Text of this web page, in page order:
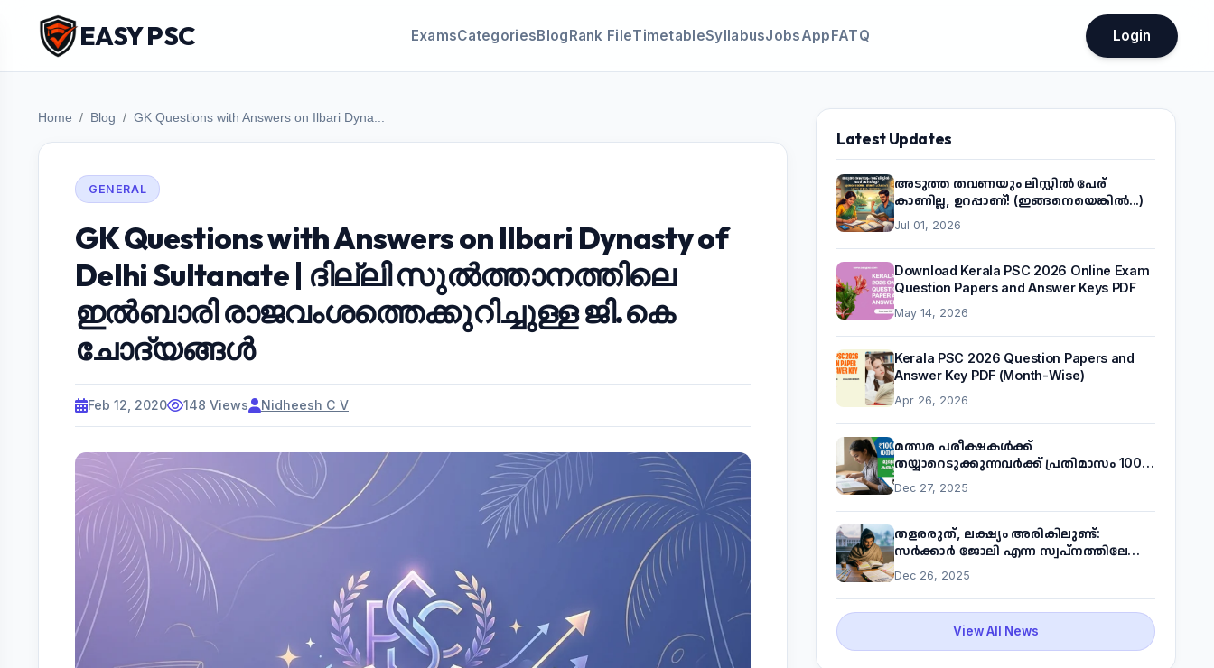
EASY PSC ExamsCategoriesBlogRank FileTimetableSyllabusJobsAppFATQ Login
Home Blog GK Questions with Answers on Ilbari Dyna...
GENERAL
GK Questions with Answers on Ilbari Dynasty of
Delhi Sultanate | ദില്ലി സുൽത്താനത്തിലെ
ഇൽബാരി രാജവംശത്തെക്കുറിച്ചുള്ള ജി.കെ
ചോദ്യങ്ങൾ
Feb 12, 2020 148 Views Nidheesh C V
Latest Updates
അടുത്ത തവണയും ലിസ്റ്റിൽ പേര്
കാണില്ല, ഉറപ്പാണ്! (ഇങ്ങനെയെങ്കിൽ...)
Jul 01, 2026
Download Kerala PSC 2026 Online Exam
Question Papers and Answer Keys PDF
May 14, 2026
Kerala PSC 2026 Question Papers and
Answer Key PDF (Month-Wise)
Apr 26, 2026
മത്സര പരീക്ഷകൾക്ക്
തയ്യാറെടുക്കുന്നവർക്ക് പ്രതിമാസം 1000
പദ്ധതിയെക്കുറിച്ച് അറിയാം
Dec 27, 2025
തളരരുത്, ലക്ഷ്യം അരികിലുണ്ട്:
സർക്കാർ ജോലി എന്ന സ്വപ്നത്തിലേക്ക്
Dec 26, 2025
View All News